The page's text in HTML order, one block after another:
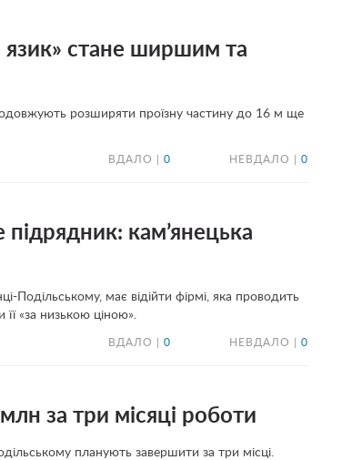
язик» стане ширшим та
розширяти проїзну частину до 16 м ще
ВДАЛО | 0 НЕВДАЛО | 0
підрядник: кам’янецька
Подільському, має відійти фірмі, яка проводить
«за низькою ціною».
ВДАЛО | 0 НЕВДАЛО | 0
за три місяці роботи
планують завершити за три місці.